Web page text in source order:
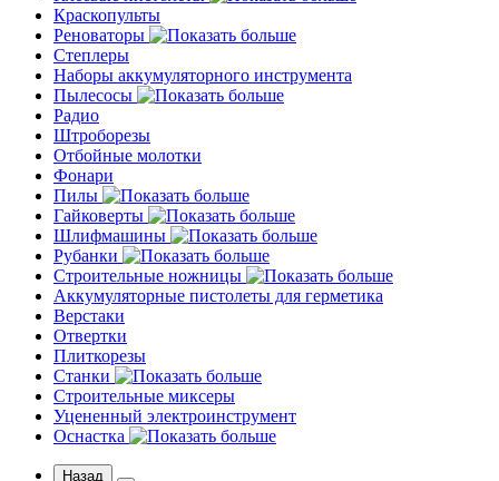
Краскопульты
Реноваторы
Степлеры
Наборы аккумуляторного инструмента
Пылесосы
Радио
Штроборезы
Отбойные молотки
Фонари
Пилы
Гайковерты
Шлифмашины
Рубанки
Строительные ножницы
Аккумуляторные пистолеты для герметика
Верстаки
Отвертки
Плиткорезы
Станки
Строительные миксеры
Уцененный электроинструмент
Оснастка
Назад